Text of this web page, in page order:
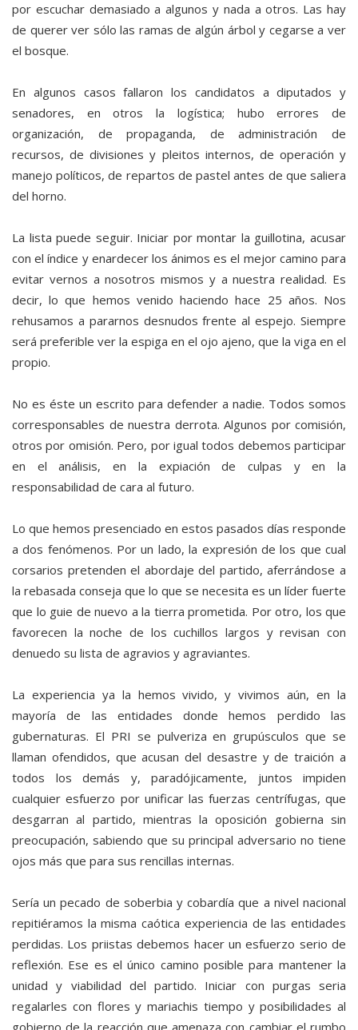
por escuchar demasiado a algunos y nada a otros. Las hay
de querer ver sólo las ramas de algún árbol y cegarse a ver
el bosque.
En algunos casos fallaron los candidatos a diputados y
senadores, en otros la logística; hubo errores de
organización, de propaganda, de administración de
recursos, de divisiones y pleitos internos, de operación y
manejo políticos, de repartos de pastel antes de que saliera
del horno.
La lista puede seguir. Iniciar por montar la guillotina, acusar
con el índice y enardecer los ánimos es el mejor camino para
evitar vernos a nosotros mismos y a nuestra realidad. Es
decir, lo que hemos venido haciendo hace 25 años. Nos
rehusamos a pararnos desnudos frente al espejo. Siempre
será preferible ver la espiga en el ojo ajeno, que la viga en el
propio.
No es éste un escrito para defender a nadie. Todos somos
corresponsables de nuestra derrota. Algunos por comisión,
otros por omisión. Pero, por igual todos debemos participar
en el análisis, en la expiación de culpas y en la
responsabilidad de cara al futuro.
Lo que hemos presenciado en estos pasados días responde
a dos fenómenos. Por un lado, la expresión de los que cual
corsarios pretenden el abordaje del partido, aferrándose a
la rebasada conseja que lo que se necesita es un líder fuerte
que lo guie de nuevo a la tierra prometida. Por otro, los que
favorecen la noche de los cuchillos largos y revisan con
denuedo su lista de agravios y agraviantes.
La experiencia ya la hemos vivido, y vivimos aún, en la
mayoría de las entidades donde hemos perdido las
gubernaturas. El PRI se pulveriza en grupúsculos que se
llaman ofendidos, que acusan del desastre y de traición a
todos los demás y, paradójicamente, juntos impiden
cualquier esfuerzo por unificar las fuerzas centrífugas, que
desgarran al partido, mientras la oposición gobierna sin
preocupación, sabiendo que su principal adversario no tiene
ojos más que para sus rencillas internas.
Sería un pecado de soberbia y cobardía que a nivel nacional
repitiéramos la misma caótica experiencia de las entidades
perdidas. Los priistas debemos hacer un esfuerzo serio de
reflexión. Ese es el único camino posible para mantener la
unidad y viabilidad del partido. Iniciar con purgas seria
regalarles con flores y mariachis tiempo y posibilidades al